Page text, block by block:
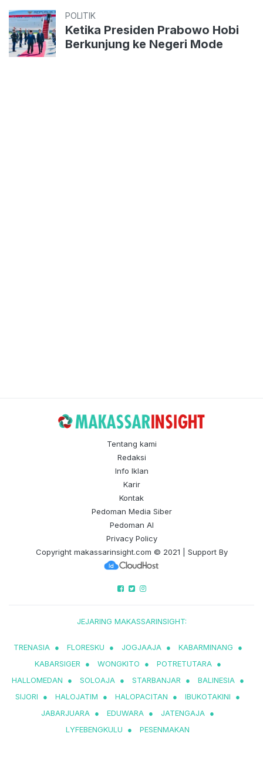
POLITIK
Ketika Presiden Prabowo Hobi
Berkunjung ke Negeri Mode
Tentang kami
Redaksi
Info Iklan
Karir
Kontak
Pedoman Media Siber
Pedoman AI
Privacy Policy
Copyright makassarinsight.com © 2021 | Support By
JEJARING MAKASSARINSIGHT:
TRENASIA ● FLORESKU ● JOGJAAJA ● KABARMINANG
●
KABARSIGER ● WONGKITO ● POTRETUTARA ●
HALLOMEDAN
● SOLOAJA ● STARBANJAR ● BALINESIA ●
SIJORI
● HALOJATIM ● HALOPACITAN ● IBUKOTAKINI
●
JABARJUARA ● EDUWARA ● JATENGAJA ●
LYFEBENGKULU
● PESENMAKAN